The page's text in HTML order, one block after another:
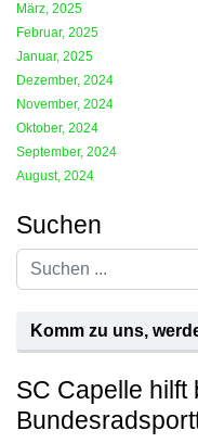
März, 2025
Februar, 2025
Januar, 2025
Dezember, 2024
November, 2024
Oktober, 2024
September, 2024
August, 2024
Suchen
Suchen
Komm zu uns,
SC Capelle hilft